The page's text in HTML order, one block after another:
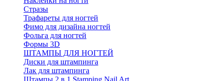
Стразы
Трафареты для ногтей
Фимо для дизайна ногтей
Фольга для ногтей
Формы 3D
ШТАМПЫ ДЛЯ НОГТЕЙ
Диски для штампинга
Лак для штампинга
Штампы 2 в 1 Stamping Nail Art